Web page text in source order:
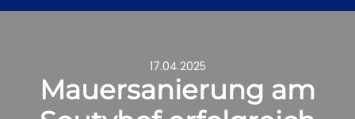
17.04.2025
Mauersanierung am